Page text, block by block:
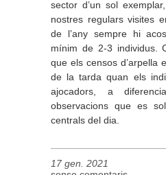
sector d’un sol
nostres regulars visites
de l’any sempre hi
mínim de 2-3 individus.
que els censos d’arpella
de la tarda quan els
ajocadors, a
observacions que es
centrals del dia.
17 gen. 2021